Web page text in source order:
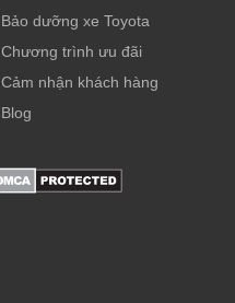
Bảo dưỡng xe Toyota
Chương trình ưu đãi
Cảm nhận khách hàng
Blog